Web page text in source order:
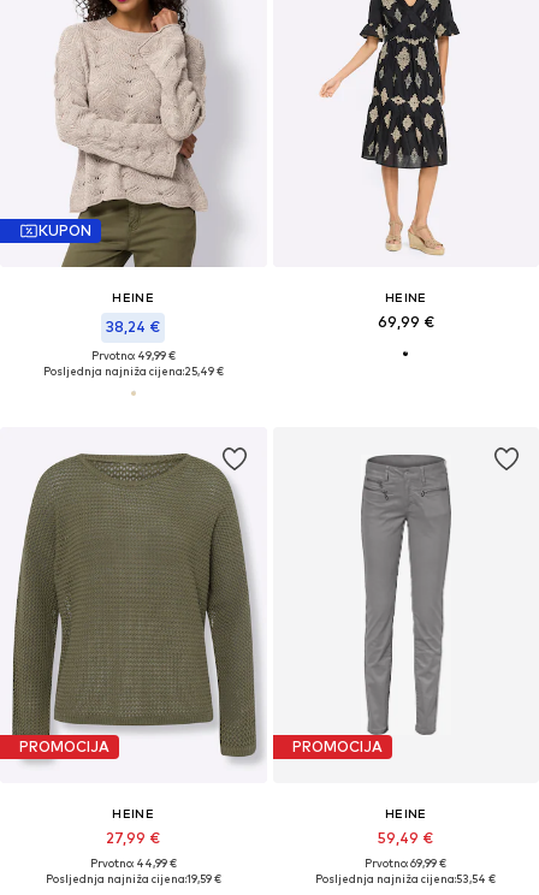
KUPON
HEINE
38,24 €
Prvotno: 49,99 €
Posljednja najniža cijena:25,49 €
HEINE
69,99 €
PROMOCIJA
HEINE
27,99 €
Prvotno: 44,99 €
Posljednja najniža cijena:19,59 €
PROMOCIJA
HEINE
59,49 €
Prvotno: 69,99 €
Posljednja najniža cijena:53,54 €